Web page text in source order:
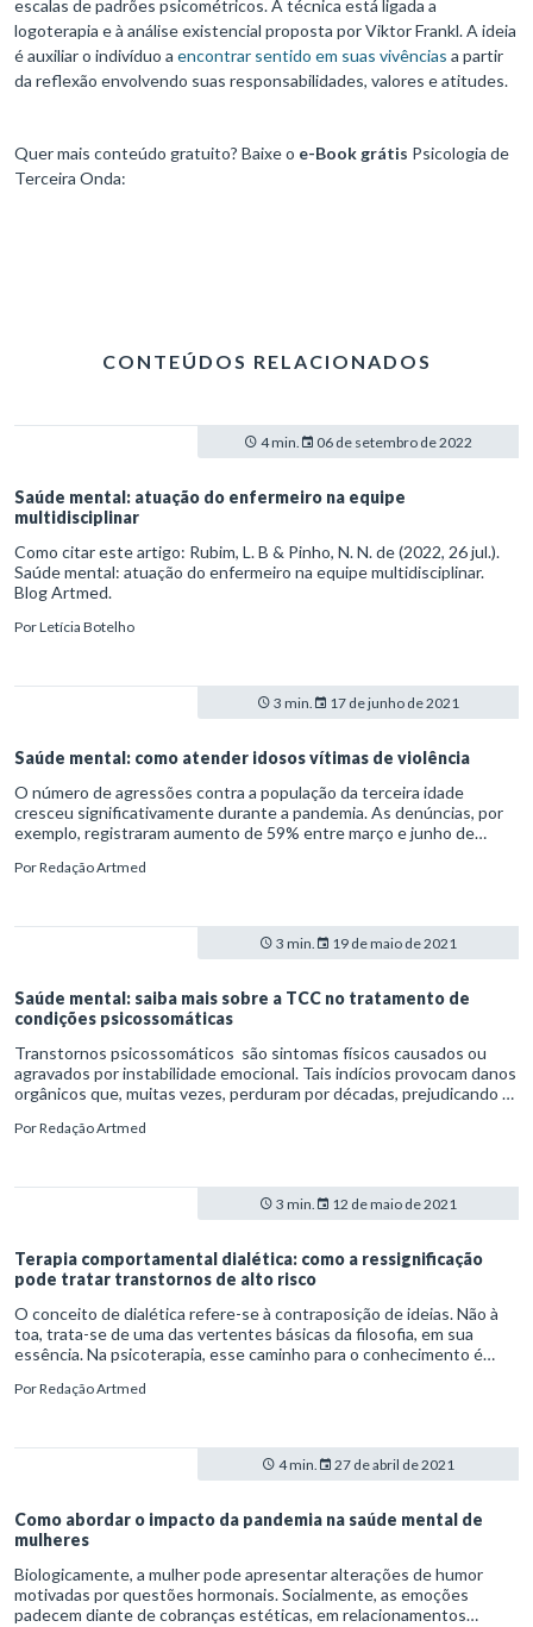
escalas de padrões psicométricos. A técnica está ligada a
logoterapia e à análise existencial proposta por Viktor Frankl. A ideia
é auxiliar o indivíduo a encontrar sentido em suas vivências a partir
da reflexão envolvendo suas responsabilidades, valores e atitudes.
Quer mais conteúdo gratuito? Baixe o e-Book grátis Psicologia de
Terceira Onda:
CONTEÚDOS RELACIONADOS
4 min. 06 de setembro de 2022
Saúde mental: atuação do enfermeiro na equipe
multidisciplinar
Como citar este artigo: Rubim, L. B & Pinho, N. N. de (2022, 26 jul.).
Saúde mental: atuação do enfermeiro na equipe multidisciplinar.
Blog Artmed.
PorLetícia Botelho
3 min. 17 de junho de 2021
Saúde mental: como atender idosos vítimas de violência
O número de agressões contra a população da terceira idade
cresceu significativamente durante a pandemia. As denúncias, por
exemplo, registraram aumento de 59% entre março e junho de
foram registradas em todo Brasil.
PorRedação Artmed
3 min. 19 de maio de 2021
Saúde mental: saiba mais sobre a TCC no tratamento de
condições psicossomáticas
Transtornos psicossomáticos são sintomas físicos causados ou
agravados por instabilidade emocional. Tais indícios provocam danos
orgânicos que, muitas vezes, perduram por décadas, prejudicando a
psicoterapia é reduzir o processo de somatização que manifesta
PorRedação Artmed
3 min. 12 de maio de 2021
Terapia comportamental dialética: como a ressignificação
pode tratar transtornos de alto risco
O conceito de dialética refere-se à contraposição de ideias. Não à
toa, trata-se de uma das vertentes básicas da filosofia, em sua
essência. Na psicoterapia, esse caminho para o conhecimento é
baseada em evidências, propõe a aceitação e a ressignificação da
PorRedação Artmed
4 min. 27 de abril de 2021
Como abordar o impacto da pandemia na saúde mental de
mulheres
Biologicamente, a mulher pode apresentar alterações de humor
motivadas por questões hormonais. Socialmente, as emoções
padecem diante de cobranças estéticas, em relacionamentos